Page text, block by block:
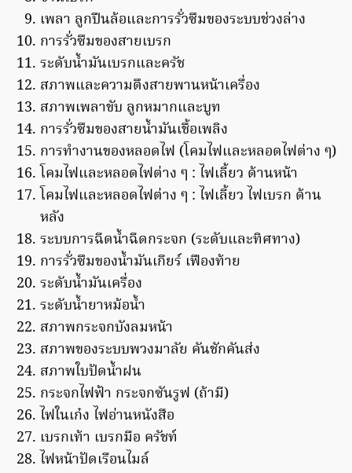
เพลา ลูกปืนล้อและการรั่วซึมของระบบช่วงล่าง
การรั่วซึมของสายเบรก
ระดับน้ำมันเบรกและครัช
สภาพและความตึงสายพานหน้าเครื่อง
สภาพเพลาขับ ลูกหมากและบูท
การรั่วซึมของสายน้ำมันเชื้อเพลิง
การทำงานของหลอดไฟ (โคมไฟและหลอดไฟต่าง ๆ)
โคมไฟและหลอดไฟต่าง ๆ : ไฟเลี้ยว ด้านหน้า
โคมไฟและหลอดไฟต่าง ๆ : ไฟเลี้ยว ไฟเบรก ด้าน
หลัง
ระบบการฉีดน้ำฉีดกระจก (ระดับและทิศทาง)
การรั่วซึมของน้ำมันเกียร์ เฟืองท้าย
ระดับน้ำมันเครื่อง
ระดับน้ำยาหม้อน้ำ
สภาพกระจกบังลมหน้า
สภาพของระบบพวงมาลัย คันชักคันส่ง
สภาพใบปัดน้ำฝน
กระจกไฟฟ้า กระจกซันรูฟ (ถ้ามี)
ไฟในเก๋ง ไฟอ่านหนังสือ
เบรกเท้า เบรกมือ ครัชท์
ไฟหน้าปัดเรือนไมล์